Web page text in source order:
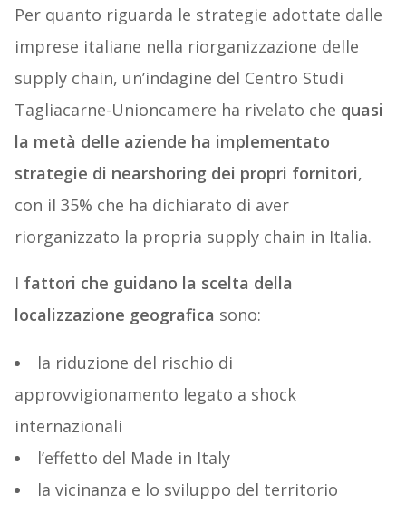
Per quanto riguarda le strategie adottate dalle
imprese italiane nella riorganizzazione delle
supply chain, un’indagine del Centro Studi
Tagliacarne-Unioncamere ha rivelato che quasi
la metà delle aziende ha implementato
strategie di nearshoring dei propri fornitori,
con il 35% che ha dichiarato di aver
riorganizzato la propria supply chain in Italia.
I fattori che guidano la scelta della
localizzazione geografica sono:
la riduzione del rischio di
approvvigionamento legato a shock
internazionali
l’effetto del Made in Italy
la vicinanza e lo sviluppo del territorio